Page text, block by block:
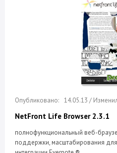
14.05.13 /
NetFront Life Browser 2.3.1
полнофункциональный веб-
поддержки, масштабирования